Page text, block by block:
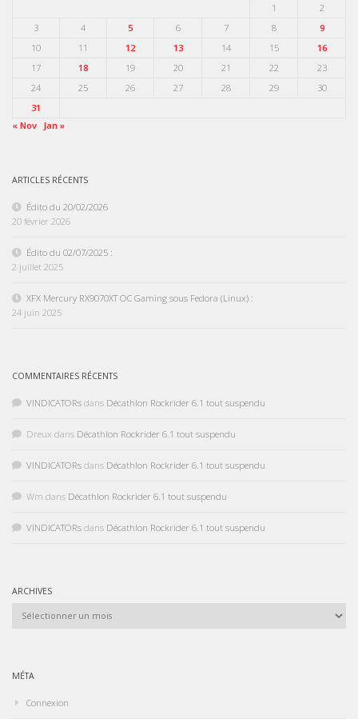
1
2
3
4 5 6 7 8
9
10
11 12 13 14 15
16
17
18 19 20 21 22
23
24
25 26 27 28 29
30
31
« Nov Jan »
ARTICLES RÉCENTS
Édito du 20/02/2026
20 février 2026
Édito du 02/07/2025 :
2 juillet 2025
XFX Mercury RX9070XT OC Gaming sous Fedora (Linux) :
24 juin 2025
COMMENTAIRES RÉCENTS
VINDICATORs dans Décathlon Rockrider 6.1 tout suspendu
Dreux dans Décathlon Rockrider 6.1 tout suspendu
VINDICATORs dans Décathlon Rockrider 6.1 tout suspendu
Wm dans Décathlon Rockrider 6.1 tout suspendu
VINDICATORs dans Décathlon Rockrider 6.1 tout suspendu
ARCHIVES
MÉTA
Connexion